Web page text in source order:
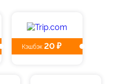
Кэшбэк 20 ₽